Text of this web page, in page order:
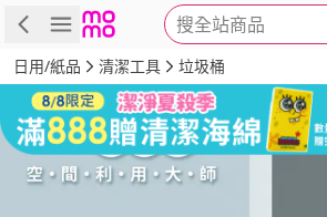
搜全站商品
商品 評價 詳情
日用/紙品 清潔工具 垃圾桶